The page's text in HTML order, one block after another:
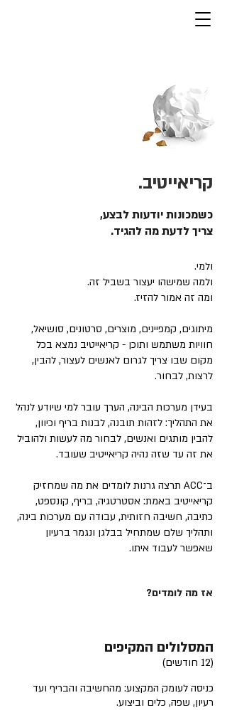
קריאייטיב.
כשמכונות יודעות לבצע,
צריך לדעת מה להגיד.
ולמי.
ולמה שמישהו יעצור בשביל זה.
ומה זה אמור להזיז.
מיתוגים, קמפיינים, מוצרים, סרטונים, סושיאל,
חוויות משתמש ותוכן - קריאייטיב נמצא בכל
מקום שבו צריך לגרום לאנשים לעצור, להבין,
לרצות, לבחור.
בעידן מערכות הבינה, הערך עובר למי שיודע לנהל
את התהליך: לזהות תובנה, לבנות בריף וכיוון,
להבין מותגים ואנשים, לבחור מה לעשות ולהוביל
את זה עד שזה נהיה קריאייטיב שעובד.
ב־ACC תרצה גרנות לומדים את מה שמחזיק
קריאייטיב באמת: אסטרטגיה, בריף, קונספט,
כתיבה, חשיבה חזותית, עבודה עם מערכות בינה,
ותהליך שלם שמתחיל בבלגן ונגמר ברעיון
שאפשר לעבוד איתו.
אז מה לומדים?
המסלולים המקיפים
(12 חודשים)
כניסה לעומק המקצוע: מהחשיבה והבריף ועד
רעיון, שפה, כלים וביצוע.